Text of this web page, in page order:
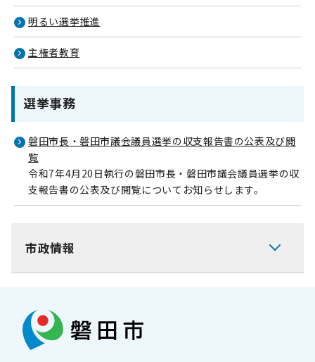
明るい選挙推進
主権者教育
選挙事務
磐田市長・磐田市議会議員選挙の収支報告書の公表及び閲
覧
令和7年4月20日執行の磐田市長・磐田市議会議員選挙の収
支報告書の公表及び閲覧についてお知らせします。
市政情報